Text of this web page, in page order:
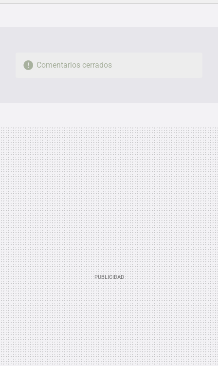
FACEBOOKTWITTERFLIPBOARD
E-
WHATSAPP
Comentarios cerrados